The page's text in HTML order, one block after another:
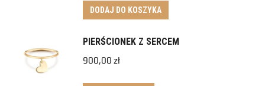
DODAJ DO KOSZYKA
PIERŚCIONEK Z SERCEM
900,00 zł